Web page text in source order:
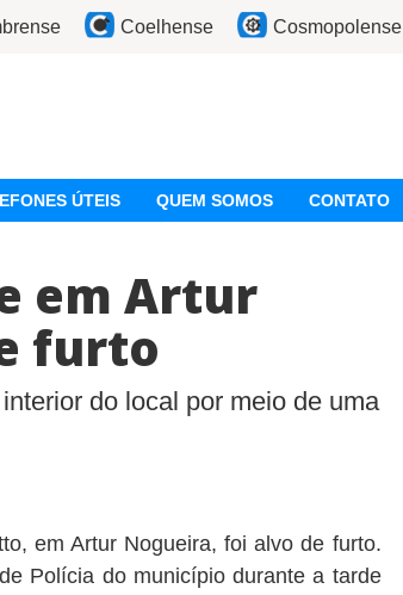
Coelhense Cosmopolense
ÚTEIS QUEM SOMOS CONTATO
em Artur
furto
do local por meio de uma
em Artur Nogueira, foi alvo de furto.
Polícia do município durante a tarde